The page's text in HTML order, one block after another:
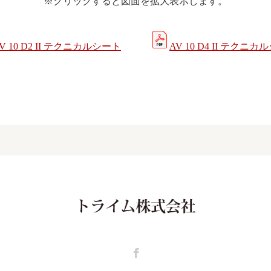
10 D2 II テクニカルシート AV 10 D4 II テクニカル